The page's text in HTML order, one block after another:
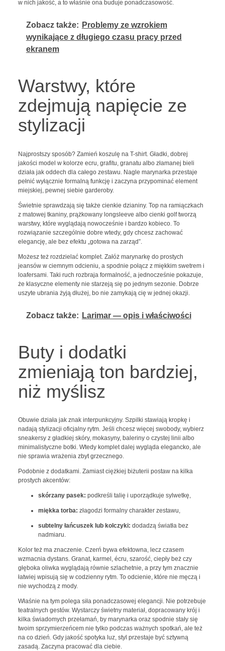
w nich jakość, a to właśnie ona buduje ponadczasowość.
Zobacz także: Problemy ze wzrokiem
wynikające z długiego czasu pracy przed
ekranem
Warstwy, które
zdejmują napięcie ze
stylizacji
Najprostszy sposób? Zamień koszulę na T-shirt. Gładki, dobrej
jakości model w kolorze ecru, grafitu, granatu albo złamanej bieli
działa jak oddech dla całego zestawu. Nagle marynarka przestaje
pełnić wyłącznie formalną funkcję i zaczyna przypominać element
miejskiej, pewnej siebie garderoby.
Świetnie sprawdzają się także cienkie dzianiny. Top na ramiączkach
z matowej tkaniny, prążkowany longsleeve albo cienki golf tworzą
warstwy, które wyglądają nowocześnie i bardzo kobieco. To
rozwiązanie szczególnie dobre wtedy, gdy chcesz zachować
elegancję, ale bez efektu „gotowa na zarząd”.
Możesz też rozdzielać komplet. Załóż marynarkę do prostych
jeansów w ciemnym odcieniu, a spodnie połącz z miękkim swetrem i
loafersami. Taki ruch rozbraja formalność, a jednocześnie pokazuje,
że klasyczne elementy nie starzeją się po jednym sezonie. Dobrze
uszyte ubrania żyją dłużej, bo nie zamykają cię w jednej okazji.
Zobacz także: Larimar — opis i właściwości
Buty i dodatki
zmieniają ton bardziej,
niż myślisz
Obuwie działa jak znak interpunkcyjny. Szpilki stawiają kropkę i
nadają stylizacji oficjalny rytm. Jeśli chcesz więcej swobody, wybierz
sneakersy z gładkiej skóry, mokasyny, baleriny o czystej linii albo
minimalistyczne botki. Wtedy komplet dalej wygląda elegancko, ale
nie sprawia wrażenia zbyt grzecznego.
Podobnie z dodatkami. Zamiast ciężkiej biżuterii postaw na kilka
prostych akcentów:
skórzany pasek: podkreśli talię i uporządkuje sylwetkę,
miękka torba: złagodzi formalny charakter zestawu,
subtelny łańcuszek lub kolczyki: dodadzą światła bez
nadmiaru.
Kolor też ma znaczenie. Czerń bywa efektowna, lecz czasem
wzmacnia dystans. Granat, karmel, écru, szarość, ciepły beż czy
głęboka oliwka wyglądają równie szlachetnie, a przy tym znacznie
łatwiej wpisują się w codzienny rytm. To odcienie, które nie męczą i
nie wychodzą z mody.
Właśnie na tym polega siła ponadczasowej elegancji. Nie potrzebuje
teatralnych gestów. Wystarczy świetny materiał, dopracowany krój i
kilka świadomych przełamań, by marynarka oraz spodnie stały się
twoim sprzymierzeńcem nie tylko podczas ważnych spotkań, ale też
na co dzień. Gdy jakość spotyka luz, styl przestaje być sztywną
zasadą. Zaczyna pracować dla ciebie.